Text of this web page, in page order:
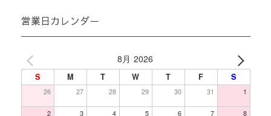
営業日カレンダー
8月 2026
S M T W T F S
26 27 28 29 30 31 1
2 3 4 5 6 7 8